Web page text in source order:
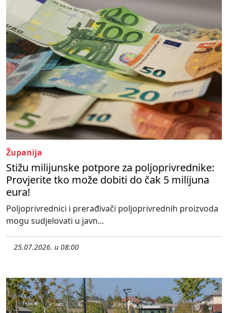
Županija
Stižu milijunske potpore za poljoprivrednike:
Provjerite tko može dobiti do čak 5 milijuna
eura!
Poljoprivrednici i prerađivači poljoprivrednih proizvoda
mogu sudjelovati u javn...
25.07.2026. u 08:00